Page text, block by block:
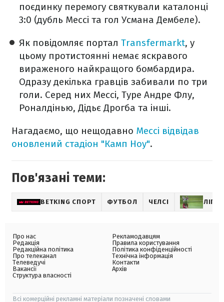
поєдинку перемогу святкували каталонці
3:0 (дубль Мессі та гол Усмана Дембеле).
Як повідомляє портал Transfermarkt, у
цьому протистоянні немає яскравого
вираженого найкращого бомбардира.
Одразу декілька гравців забивали по три
голи. Серед них Мессі, Туре Андре Флу,
Роналдінью, Дідьє Дрогба та інші.
Нагадаємо, що нещодавно Мессі відвідав
оновлений стадіон "Камп Ноу".
Пов'язані теми:
BETKING СПОРТ ФУТБОЛ ЧЕЛСІ ЛІГА
Про нас
Редакція
Редакційна політика
Про телеканал
Телеведучі
Вакансії
Структура власності
Рекламодавцям
Правила користування
Політика конфіденційності
Технічна інформація
Контакти
Архів
Всі комерційні рекламні матеріали позначені словами